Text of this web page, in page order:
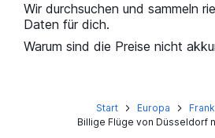
Wir durchsuchen und sammeln
Daten für dich.
Warum sind die Preise nicht
Start Europa
Billige Flüge von Düsseldorf